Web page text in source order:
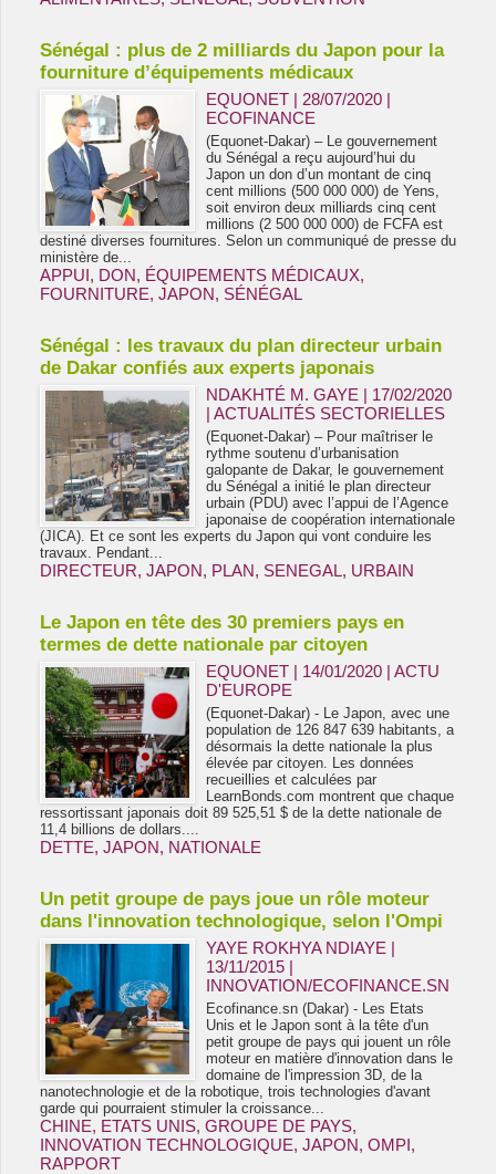
Sénégal : plus de 2 milliards du Japon pour la
fourniture d’équipements médicaux
EQUONET | 28/07/2020 |
ECOFINANCE
(Equonet-Dakar) – Le gouvernement
du Sénégal a reçu aujourd’hui du
Japon un don d’un montant de cinq
cent millions (500 000 000) de Yens,
soit environ deux milliards cinq cent
millions (2 500 000 000) de FCFA est
destiné diverses fournitures. Selon un communiqué de presse du
ministère de...
APPUI, DON, ÉQUIPEMENTS MÉDICAUX,
FOURNITURE, JAPON, SÉNÉGAL
Sénégal : les travaux du plan directeur urbain
de Dakar confiés aux experts japonais
NDAKHTÉ M. GAYE | 17/02/2020
|ACTUALITÉS SECTORIELLES
(Equonet-Dakar) – Pour maîtriser le
rythme soutenu d’urbanisation
galopante de Dakar, le gouvernement
du Sénégal a initié le plan directeur
urbain (PDU) avec l’appui de l’Agence
japonaise de coopération internationale
(JICA). Et ce sont les experts du Japon qui vont conduire les
travaux. Pendant...
DIRECTEUR, JAPON, PLAN, SENEGAL, URBAIN
Le Japon en tête des 30 premiers pays en
termes de dette nationale par citoyen
EQUONET | 14/01/2020 |ACTU
D'EUROPE
(Equonet-Dakar) - Le Japon, avec une
population de 126 847 639 habitants, a
désormais la dette nationale la plus
élevée par citoyen. Les données
recueillies et calculées par
LearnBonds.com montrent que chaque
ressortissant japonais doit 89 525,51 $ de la dette nationale de
11,4 billions de dollars....
DETTE, JAPON, NATIONALE
Un petit groupe de pays joue un rôle moteur
dans l'innovation technologique, selon l'Ompi
YAYE ROKHYA NDIAYE |
13/11/2015 |
INNOVATION/ECOFINANCE.SN
Ecofinance.sn (Dakar) - Les Etats
Unis et le Japon sont à la tête d'un
petit groupe de pays qui jouent un rôle
moteur en matière d'innovation dans le
domaine de l'impression 3D, de la
nanotechnologie et de la robotique, trois technologies d'avant
garde qui pourraient stimuler la croissance...
CHINE, ETATS UNIS, GROUPE DE PAYS,
INNOVATION TECHNOLOGIQUE, JAPON, OMPI,
RAPPORT